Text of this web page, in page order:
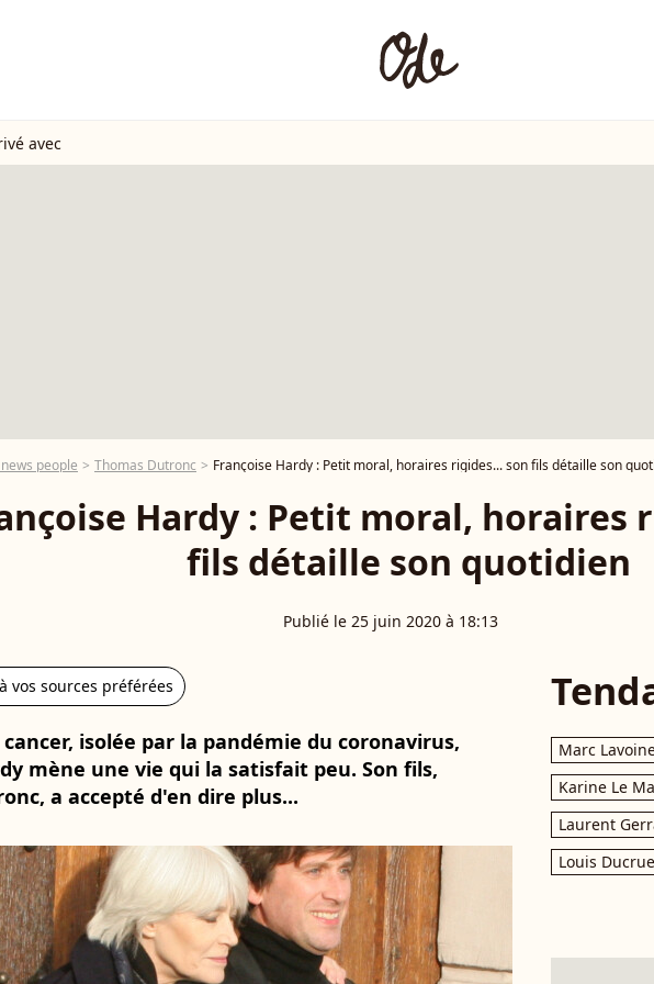
avec
people Thomas Dutronc Françoise Hardy : Petit moral, horaires rigides... son fils détaille son
Hardy : Petit moral, horaires
fils détaille son quotidien
Publié le 25 juin 2020 à 18:13
vos sources préférées
isolée par la pandémie du coronavirus,
mène une vie qui la satisfait peu. Son fils,
a accepté d'en dire plus...
Marc
Karine Le
Laurent
Louis